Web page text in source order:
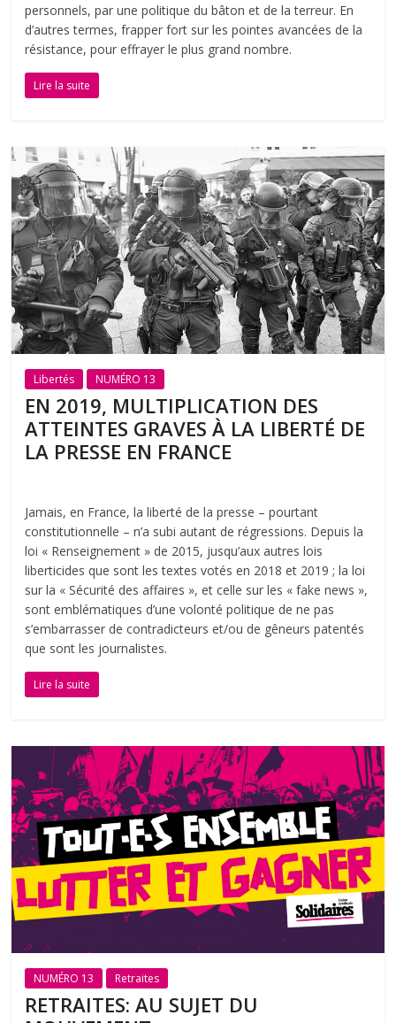
personnels, par une politique du bâton et de la terreur. En
d’autres termes, frapper fort sur les pointes avancées de la
résistance, pour effrayer le plus grand nombre.
Lire la suite
Libertés NUMÉRO 13
EN 2019, MULTIPLICATION DES
ATTEINTES GRAVES À LA LIBERTÉ DE
LA PRESSE EN FRANCE
Jamais, en France, la liberté de la presse – pourtant
constitutionnelle – n’a subi autant de régressions. Depuis la
loi « Renseignement » de 2015, jusqu’aux autres lois
liberticides que sont les textes votés en 2018 et 2019 ; la loi
sur la « Sécurité des affaires », et celle sur les « fake news »,
sont emblématiques d’une volonté politique de ne pas
s’embarrasser de contradicteurs et/ou de gêneurs patentés
que sont les journalistes.
Lire la suite
NUMÉRO 13 Retraites
RETRAITES: AU SUJET DU